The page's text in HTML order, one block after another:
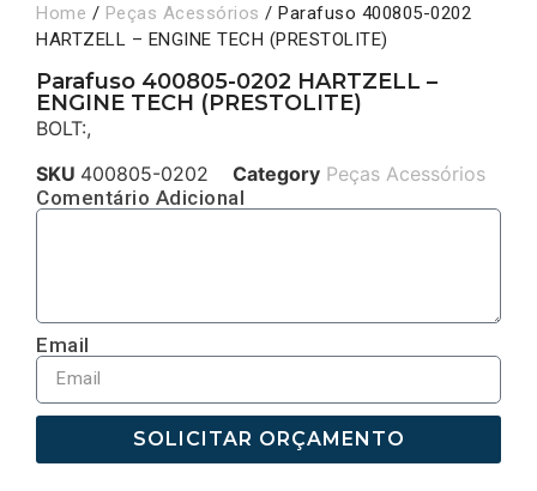
Home / Peças Acessórios / Parafuso 400805-0202
HARTZELL – ENGINE TECH (PRESTOLITE)
Parafuso 400805-0202 HARTZELL –
ENGINE TECH (PRESTOLITE)
BOLT:,
SKU 400805-0202 Category Peças Acessórios
Comentário Adicional
Email
SOLICITAR ORÇAMENTO